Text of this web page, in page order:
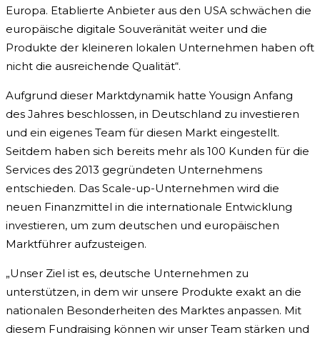
Europa. Etablierte Anbieter aus den USA schwächen die
europäische digitale Souveränität weiter und die
Produkte der kleineren lokalen Unternehmen haben oft
nicht die ausreichende Qualität“.
Aufgrund dieser Marktdynamik hatte Yousign Anfang
des Jahres beschlossen, in Deutschland zu investieren
und ein eigenes Team für diesen Markt eingestellt.
Seitdem haben sich bereits mehr als 100 Kunden für die
Services des 2013 gegründeten Unternehmens
entschieden. Das Scale-up-Unternehmen wird die
neuen Finanzmittel in die internationale Entwicklung
investieren, um zum deutschen und europäischen
Marktführer aufzusteigen.
„Unser Ziel ist es, deutsche Unternehmen zu
unterstützen, in dem wir unsere Produkte exakt an die
nationalen Besonderheiten des Marktes anpassen. Mit
diesem Fundraising können wir unser Team stärken und